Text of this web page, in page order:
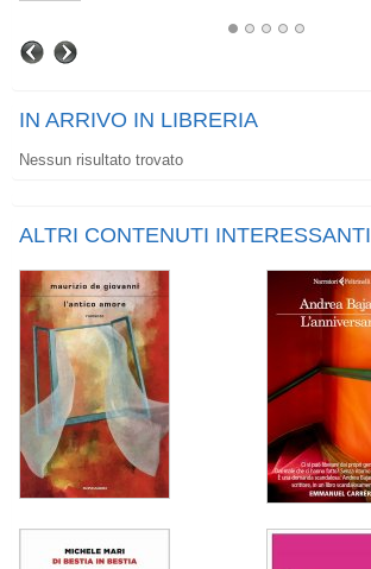
IN ARRIVO IN LIBRERIA
Nessun risultato trovato
ALTRI CONTENUTI INTERESSANTI